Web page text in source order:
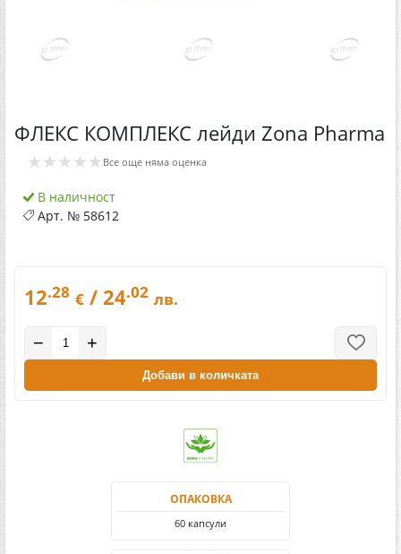
ФЛЕКС КОМПЛЕКС лейди Zona Pharma
★★★★★ Все още няма оценка
В наличност
Арт. № 58612
12.28 € / 24.02 лв.
− +
Добави в количката
ОПАКОВКА
60 капсули